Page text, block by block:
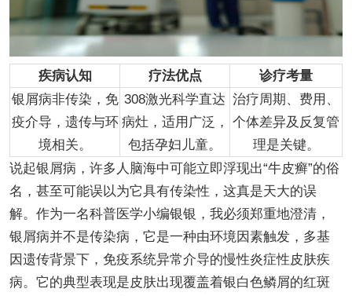
疾病认知 疗法优点
诊疗考量
银屑病非传染，免
疫介导，遗传与环
境相关。
308激光科学直达
病灶，适用广泛，
包括孕妇儿童。
治疗周期、费用、
个体差异及反复管
理是关键。
说起银屑病，许多人脑海中可能立即浮现出“牛皮癣”的俗
名，甚至可能误以为它具有传染性，这真是天大的误
解。作为一名科普医学小编银银，我必须郑重地澄清，
银屑病并不是传染病，它是一种由环境因素触发，多基
因遗传背景下，免疫系统异常介导的慢性炎症性皮肤疾
病。它的典型表现是皮肤出现覆盖着银白色鳞屑的红斑